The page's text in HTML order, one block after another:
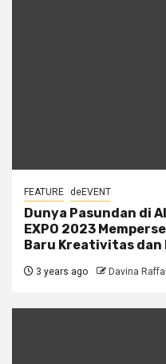
FEATURE deEVENT
Dunya Pasundan di
EXPO 2023
Baru Kreativitas dan
3 years ago Davina